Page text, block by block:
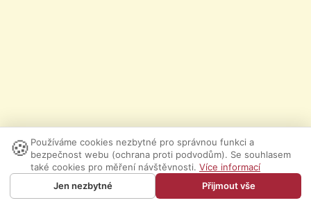
🍪 Používáme cookies nezbytné pro správnou funkci a
bezpečnost webu (ochrana proti podvodům). Se souhlasem
také cookies pro měření návštěvnosti. Více informací
Jen nezbytné
Přijmout vše